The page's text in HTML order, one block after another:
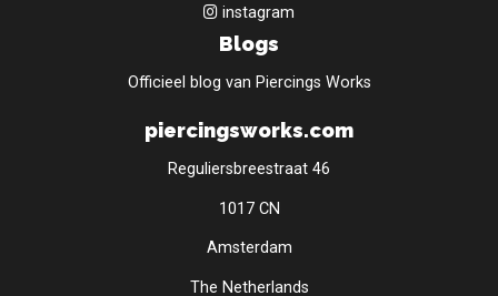
instagram
Blogs
Officieel blog van Piercings Works
piercingsworks.com
Reguliersbreestraat 46
1017 CN
Amsterdam
The Netherlands